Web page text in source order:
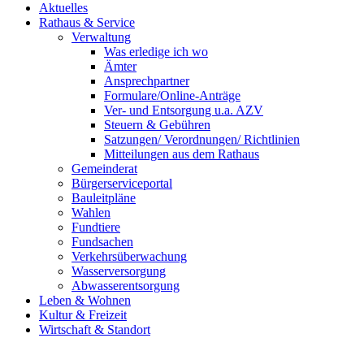
Aktuelles
Rathaus & Service
Verwaltung
Was erledige ich wo
Ämter
Ansprechpartner
Formulare/Online-Anträge
Ver- und Entsorgung u.a. AZV
Steuern & Gebühren
Satzungen/ Verordnungen/ Richtlinien
Mitteilungen aus dem Rathaus
Gemeinderat
Bürgerserviceportal
Bauleitpläne
Wahlen
Fundtiere
Fundsachen
Verkehrsüberwachung
Wasserversorgung
Abwasserentsorgung
Leben & Wohnen
Kultur & Freizeit
Wirtschaft & Standort